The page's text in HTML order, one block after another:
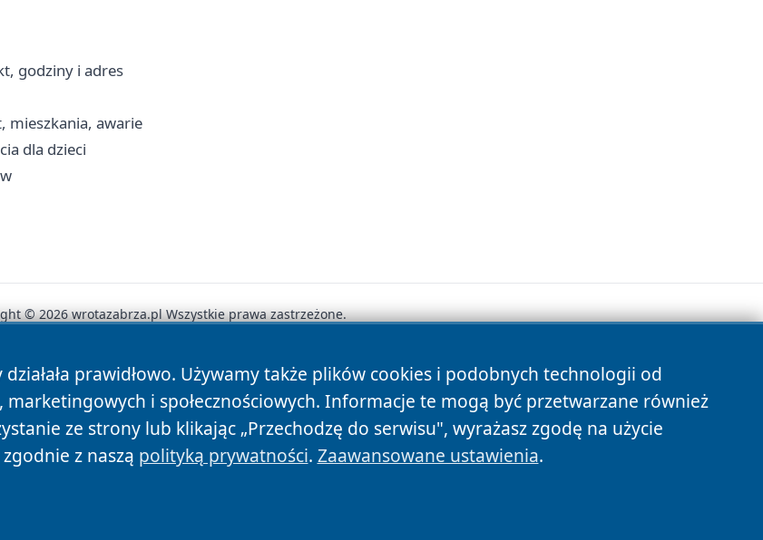
godziny i adres
mieszkania, awarie
dla dzieci
prawidłowo. Używamy także plików cookies i podobnych technologii od
i społecznościowych. Informacje te mogą być przetwarzane również
ze strony lub klikając „Przechodzę do serwisu", wyrażasz zgodę na użycie
z naszą polityką prywatności. Zaawansowane ustawienia.
© 2026 wrotazabrza.pl Wszystkie prawa zastrzeżone.
Autorzy Polityka Prywatności Polityka Cookies